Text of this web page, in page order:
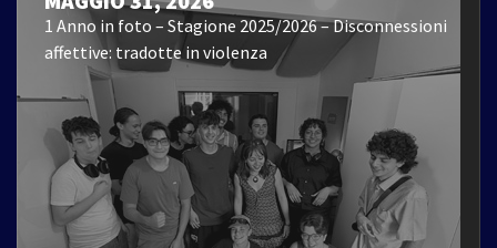
1 Anno in foto – Stagione 2025/2026 – Disconnessioni
affettive: tradotte in violenza